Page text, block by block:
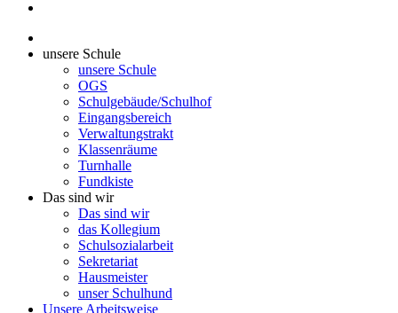
unsere Schule
unsere Schule
OGS
Schulgebäude/Schulhof
Eingangsbereich
Verwaltungstrakt
Klassenräume
Turnhalle
Fundkiste
Das sind wir
Das sind wir
das Kollegium
Schulsozialarbeit
Sekretariat
Hausmeister
unser Schulhund
Unsere Arbeitsweise